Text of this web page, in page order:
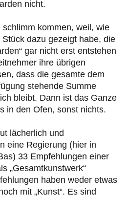
nicht.
kommen, weil, wie
dazu gezeigt habe, die
gar nicht erst entstehen
ihre übrigen
dass die gesamte dem
stehende Summe
bleibt. Dann ist das Ganze
in den Ofen, sonst nichts.
lächerlich und
eine Regierung (hier in
33 Empfehlungen einer
„Gesamtkunstwerk“
haben weder etwas
mit „Kunst“. Es sind